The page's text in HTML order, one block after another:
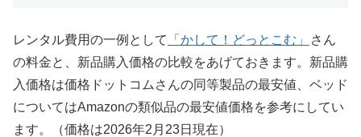
レンタル費用の一例として 「かして！どっとこむ」
さん
の料金と、新品購入価格の比較をあげておきます。新品購
入価格は価格ドットコムさんの同等製品の最安値、ベッド
についてはAmazonの類似品の最安値価格を参考にしてい
ます。（価格は2026年2月23日現在）